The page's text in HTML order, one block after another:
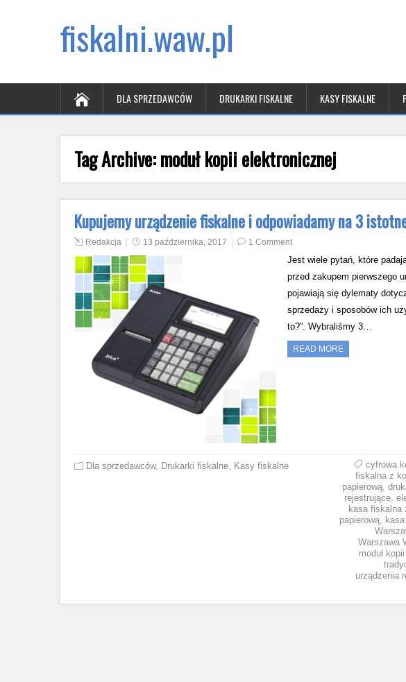
fiskalni.waw.pl
DLA SPRZEDAWCÓW DRUKARKI FISKALNE KASY FISKALNE
Tag Archive:moduł kopii elektronicznej
Kupujemy urządzenie fiskalne i odpowiadamy na 3
Redakcja 13 października, 2017 1 Comment
Jest wiele pytań, które
przed zakupem pierwszego
pojawiają się dylematy
sprzedaży i sposobów ich
to?”. Wybraliśmy 3…
READ MORE
Dla sprzedawców, Drukarki fiskalne Kasy fiskalne cyfrowa
fiskalna z
papierową,
rejestrujące,
kasa fiskalna
papierową,
Warszawa
moduł
urządzenia